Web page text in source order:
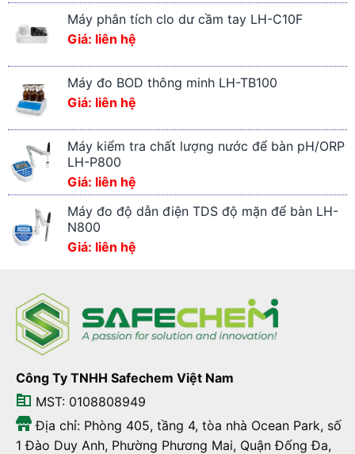
Máy phân tích clo dư cầm tay LH-C10F
Giá: liên hệ
Máy đo BOD thông minh LH-TB100
Giá: liên hệ
Máy kiểm tra chất lượng nước để bàn pH/ORP
LH-P800
Giá: liên hệ
Máy đo độ dẫn điện TDS độ mặn để bàn LH-
N800
Giá: liên hệ
Công Ty TNHH Safechem Việt Nam
MST: 0108808949
Địa chỉ: Phòng 405, tầng 4, tòa nhà Ocean Park, số
1 Đào Duy Anh, Phường Phương Mai, Quận Đống Đa,